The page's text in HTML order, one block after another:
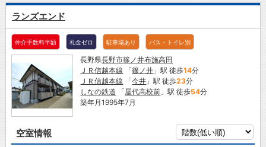
ランズエンド
仲介手数料半額 礼金ゼロ 駐車場あり バス・トイレ別
長野県長野市篠ノ井布施高田
ＪＲ信越本線 「篠ノ井 」駅 徒歩14分
ＪＲ信越本線 「今井 」駅 徒歩23分
しなの鉄道 「屋代高校前 」駅 徒歩54分
築年月1995年7月
空室情報